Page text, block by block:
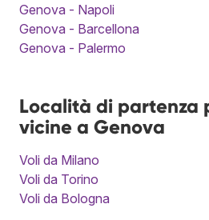
Genova - Napoli
Genova - Barcellona
Genova - Palermo
Località di partenza
vicine a Genova
Voli da Milano
Voli da Torino
Voli da Bologna